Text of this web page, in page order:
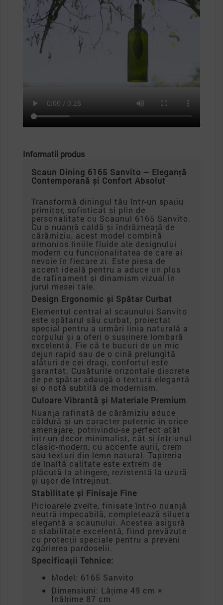
Informatii produs
Scaun Dining 6165 Sanvito – Eleganță
Contemporană și Confort Absolut
Transformă diningul tău într-un spațiu
primitor, sofisticat și plin de
personalitate cu Scaunul 6165 Sanvito.
Cu o nuanță caldă și îndrăzneață de
cărămiziu, acest model combină
armonios liniile fluide ale designului
modern cu funcționalitatea de care ai
nevoie în fiecare zi. Este piesa de
accent ideală pentru a aduce un plus
de rafinament și dinamism vizual în
jurul mesei tale.
Design Ergonomic și Spătar Curbat
Elementul central al scaunului Sanvito
este spătarul său curbat, proiectat
special pentru a urmări linia naturală a
corpului și a oferi o susținere lombară
excelentă. Fie că te bucuri de un mic
dejun rapid sau de o cină prelungită
alături de cei dragi, confortul este
garantat. Cusăturile orizontale discrete
de pe spătar adaugă o textură elegantă
și o notă subtilă de modernism.
Culoare Vibrantă și Materiale Premium
Nuanța rafinată de cărămiziu aduce
căldură și un caracter puternic în orice
amenajare, potrivindu-se perfect atât
într-un decor minimalist, cât și într-unul
clasic-modern, cu accente aurii, crem
sau texturi din lemn natural. Tapițeria
de înaltă calitate este extrem de
plăcută la atingere, rezistentă la uzură
și ușor de întreținut.
Stabilitate și Finisaje Fine
Picioarele zvelte, finisate într-o nuanță
neutră impecabilă, completează silueta
elegantă a scaunului. Acestea asigură
o stabilitate excelentă, fiind prevăzute
cu protecții speciale pentru a preveni
zgârierea pardoselii.
Specificații Tehnice:
Model: 6165 Sanvito
Dimensiuni: Lățime 49 cm ×
Înălțime 87 cm